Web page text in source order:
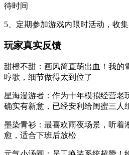
待时间
5、定期参加游戏内限时活动，收
玩家真实反馈
甜橙不甜：画风简直萌出血！我的
哼歌，细节做得太到位了
星海漫游者：作为十年模拟经营老
确实有新意，已经安利给闺蜜三人
墨染青衫：最喜欢雨夜场景，听着
愈，适合下班后放松